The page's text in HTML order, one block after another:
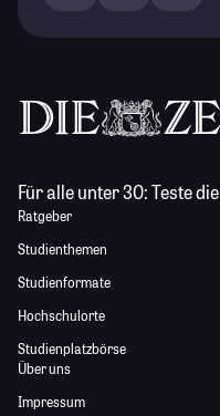
Für alle unter 30:Teste die
Ratgeber
Studienthemen
Studienformate
Hochschulorte
Studienplatzbörse
Über uns
Impressum